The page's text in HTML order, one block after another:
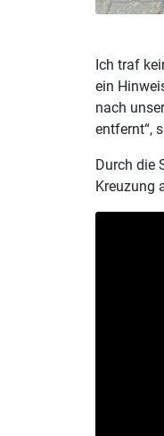
Ich traf
ein
nach
entfernt“,
Durch die
Kreuzung